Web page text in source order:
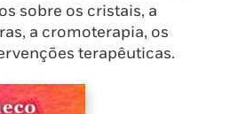
sobre os cristais, a
a cromoterapia, os
terapêuticas.